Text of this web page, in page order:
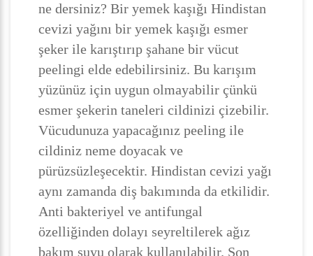
ne dersiniz? Bir yemek kaşığı Hindistan
cevizi yağını bir yemek kaşığı esmer
şeker ile karıştırıp şahane bir vücut
peelingi elde edebilirsiniz. Bu karışım
yüzünüz için uygun olmayabilir çünkü
esmer şekerin taneleri cildinizi çizebilir.
Vücudunuza yapacağınız peeling ile
cildiniz neme doyacak ve
pürüzsüzleşecektir. Hindistan cevizi yağı
aynı zamanda diş bakımında da etkilidir.
Anti bakteriyel ve antifungal
özelliğinden dolayı seyreltilerek ağız
bakım suyu olarak kullanılabilir. Son